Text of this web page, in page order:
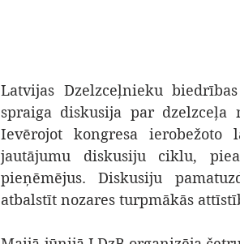
Latvijas Dzelzceļnieku
spraiga diskusija par dzelzceļa
Ievērojot kongresa
jautājumu diskusiju ciklu,
pieņēmējus. Diskusiju
atbalstīt nozares turpmākās